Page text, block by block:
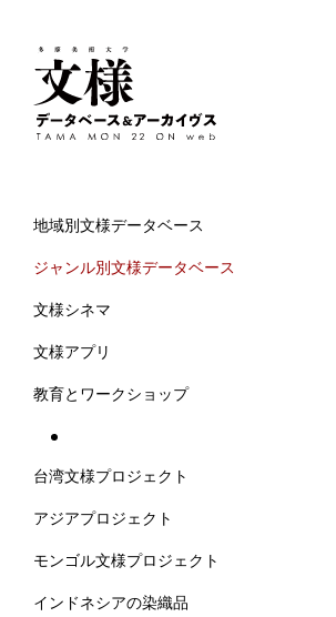
地域別文様データベース
ジャンル別文様データベース
文様シネマ
文様アプリ
教育とワークショップ
台湾文様プロジェクト
アジアプロジェクト
モンゴル文様プロジェクト
インドネシアの染織品